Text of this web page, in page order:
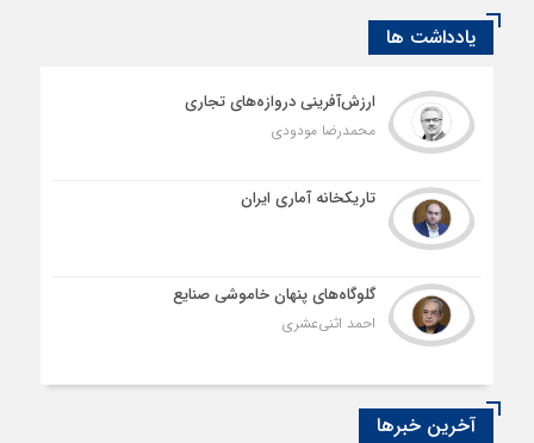
یادداشت ها
ارزش‌آفرینی دروازه‌های تجاری
محمدرضا مودودی
تاریکخانه آماری ایران
گلوگاه‌های پنهان خاموشی صنایع
احمد اثنی‌عشری
آخرین خبرها